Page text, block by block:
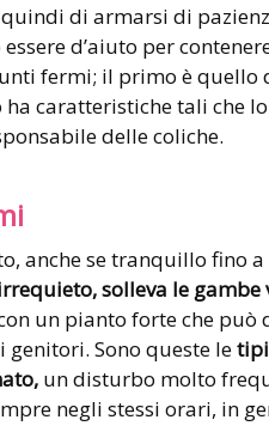
di armarsi di
essere d’aiuto per
fermi; il primo è quello
ha caratteristiche tali che
delle coliche.
anche se tranquillo fino
solleva le gambe
un pianto forte che
genitori. Sono queste le
un disturbo molto
negli stessi orari, in